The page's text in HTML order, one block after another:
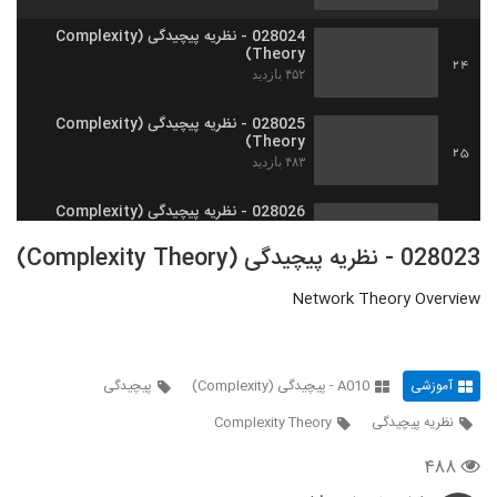
24
028024 - نظریه پیچیدگی (Complexity
Theory)
۴۵۲ بازدید
25
028025 - نظریه پیچیدگی (Complexity
Theory)
۴۸۳ بازدید
028026 - نظریه پیچیدگی (Complexity
28
028028 - نظریه پیچیدگی (Complexity
۴۵۸ بازدید
028023 - نظریه پیچیدگی (Complexity Theory)
Network Theory Overview
آموزشی A010 - پیچیدگی (Complexity)
پیچیدگی
نظریه پیچیدگی
Complexity Theory
۴۸۸